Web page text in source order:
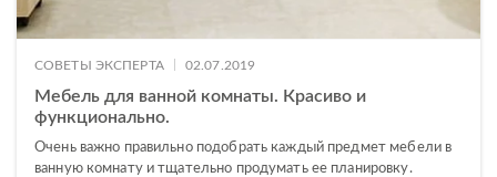
СОВЕТЫ ЭКСПЕРТА 02.07.2019
Мебель для ванной комнаты. Красиво и
функционально.
Очень важно правильно подобрать каждый предмет мебели в
ванную комнату и тщательно продумать ее планировку.